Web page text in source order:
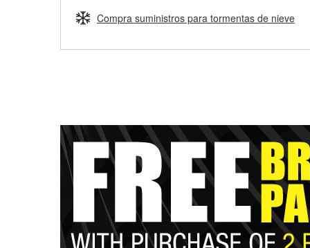
Compra suministros para tormentas de nieve